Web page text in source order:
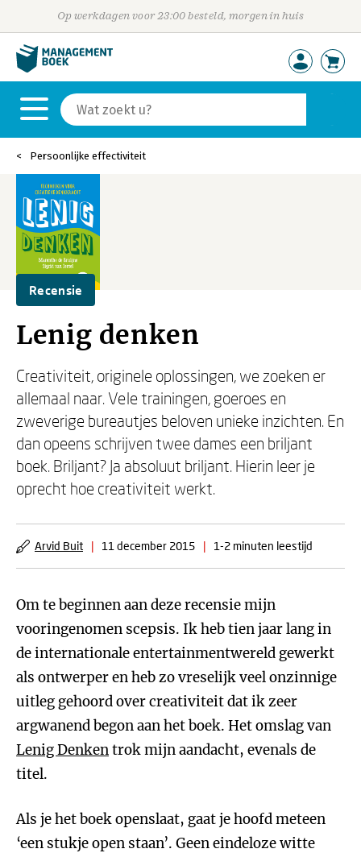
Op werkdagen voor 23:00 besteld, morgen in huis
Persoonlijke effectiviteit
Recensie
Lenig denken
Creativiteit, originele oplossingen, we zoeken er
allemaal naar. Vele trainingen, goeroes en
zweverige bureautjes beloven unieke inzichten. En
dan opeens schrijven twee dames een briljant
boek. Briljant? Ja absoluut briljant. Hierin leer je
oprecht hoe creativiteit werkt.
Arvid Buit | 11 december 2015 | 1-2 minuten leestijd
Om te beginnen aan deze recensie mijn
vooringenomen scepsis. Ik heb tien jaar lang in
de internationale entertainmentwereld gewerkt
als ontwerper en heb zo vreselijk veel onzinnige
uitleg gehoord over creativiteit dat ik zeer
argwanend begon aan het boek. Het omslag van
Lenig Denkentrok mijn aandacht, evenals de
titel.
Als je het boek openslaat, gaat je hoofd meteen
‘een stukje open staan’. Geen eindeloze witte